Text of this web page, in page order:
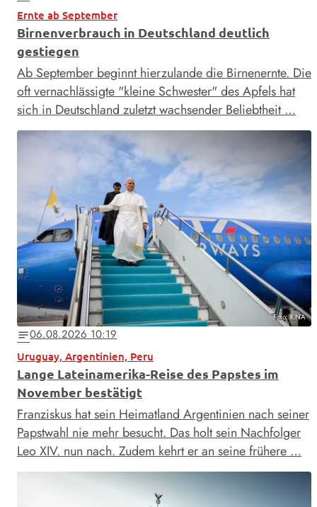
Ernte ab September
Birnenverbrauch in Deutschland deutlich
gestiegen
Ab September beginnt hierzulande die Birnenernte. Die
oft vernachlässigte "kleine Schwester" des Apfels hat
sich in Deutschland zuletzt wachsender Beliebtheit …
Foto: KNA
notes06.08.2026 10:19
Uruguay, Argentinien, Peru
Lange Lateinamerika-Reise des Papstes im
November bestätigt
Franziskus hat sein Heimatland Argentinien nach seiner
Papstwahl nie mehr besucht. Das holt sein Nachfolger
Leo XIV. nun nach. Zudem kehrt er an seine frühere …